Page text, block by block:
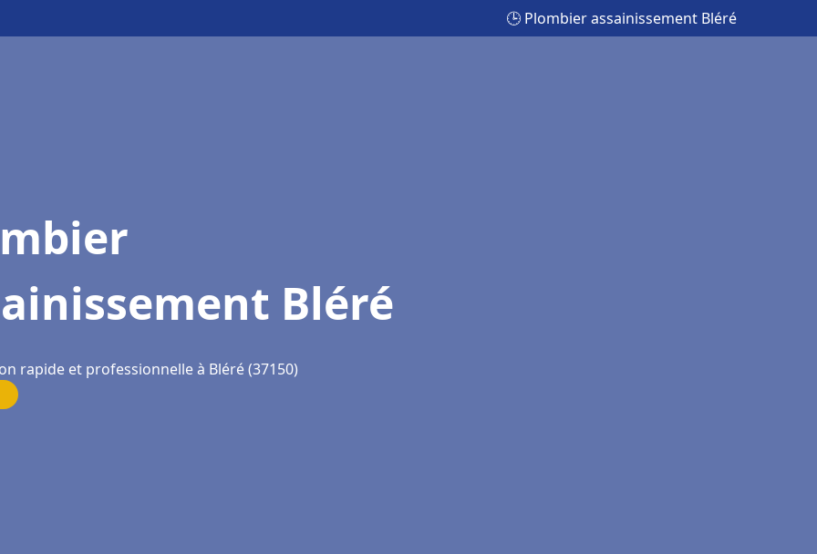
🕒 Plombier assainissement Bléré
Bléré
rapide et professionnelle à Bléré (37150)